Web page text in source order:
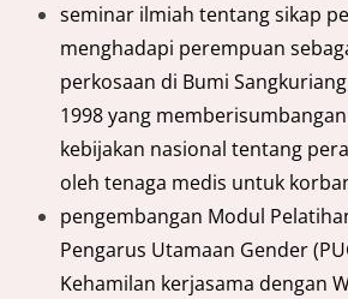
seminar ilmiah tentang sikap
menghadapi perempuan
perkosaan di Bumi
1998 yang
kebijakan nasional tentang
oleh tenaga medis untuk
pengembangan Modul
Pengarus Utamaan Gender
Kehamilan kerjasama dengan